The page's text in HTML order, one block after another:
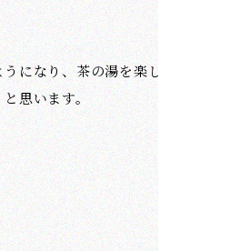
になり、茶の湯を楽しむ人たちに
思います。